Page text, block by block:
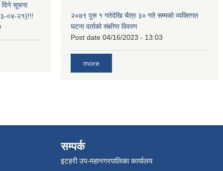
सूचना
०४-२१)!!!
२०७९ पुस १ गतेदेखि चैत्र ३० गते सम्मको व्यक्तिगत
घटना दर्ताको संक्षीप्त विवरण
Post date 04/16/2023 - 13:03
more
सम्पर्क
इटहरी उप-महानगरपालिका कार्यालय